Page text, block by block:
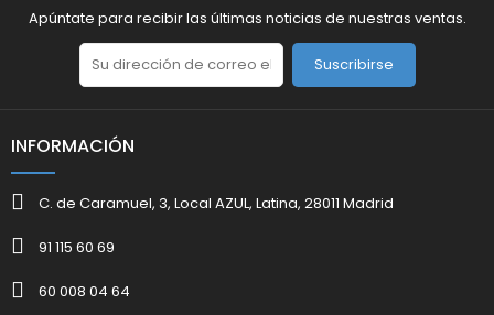
Apúntate para recibir las últimas noticias de nuestras ventas.
Suscribirse
INFORMACIÓN
C. de Caramuel, 3, Local AZUL, Latina, 28011 Madrid
91 115 60 69
60 008 04 64